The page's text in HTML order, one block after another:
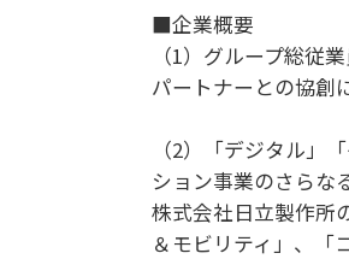
■企業概要
（1）グループ総従
パートナーとの協創
（2）「デジタル」
ション事業のさらな
株式会社日立製作所
＆モビリティ」、「